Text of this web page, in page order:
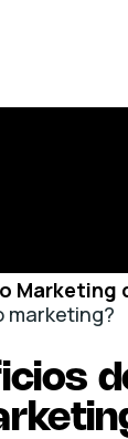
Marketing
marketing?